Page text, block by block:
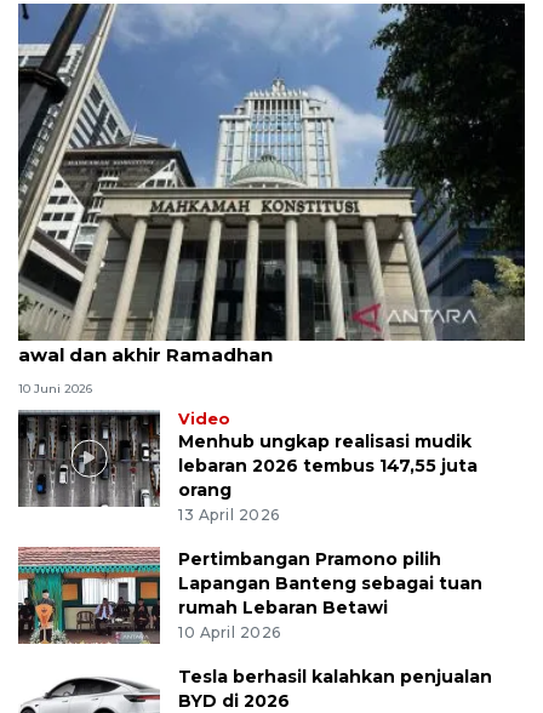
MK uji materi UU Peradilan Agama perihal isbat
awal dan akhir Ramadhan
10 Juni 2026
Video
Menhub ungkap realisasi mudik
lebaran 2026 tembus 147,55 juta
orang
13 April 2026
Pertimbangan Pramono pilih
Lapangan Banteng sebagai tuan
rumah Lebaran Betawi
10 April 2026
Tesla berhasil kalahkan penjualan
BYD di 2026